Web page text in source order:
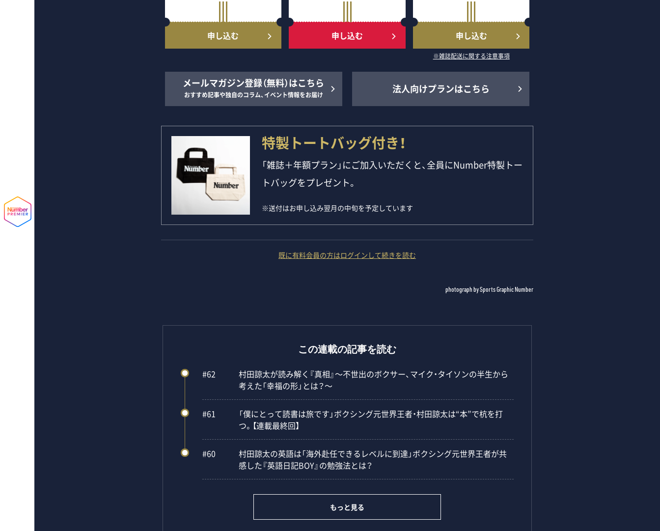
申し込む 申し込む 申し込む
※雑誌配送に関する注意事項
メールマガジン登録（無料）はこちら
おすすめ記事や独自のコラム、イベント情報をお届け 法人向けプランはこちら
特製トートバッグ付き！
「雑誌＋年額プラン」にご加入いただくと、全員にNumber特製トー
トバッグをプレゼント。
※送付はお申し込み翌月の中旬を予定しています
既に有料会員の方はログインして続きを読む
photograph by Sports Graphic Number
この連載の記事を読む
#62
村田諒太が読み解く『真相』～不世出のボクサー、マイク・タイソンの半生から
考えた「幸福の形」とは？～
#61
「僕にとって読書は旅です」ボクシング元世界王者・村田諒太は“本”で杭を打
つ。【連載最終回】
#60
村田諒太の英語は「海外赴任できるレベルに到達」ボクシング元世界王者が共
感した『英語日記BOY』の勉強法とは？
もっと見る